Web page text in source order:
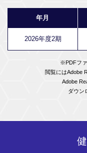
年月
2026年度2期
※PDFファ
閲覧にはAdobe
Adobe
ダウン